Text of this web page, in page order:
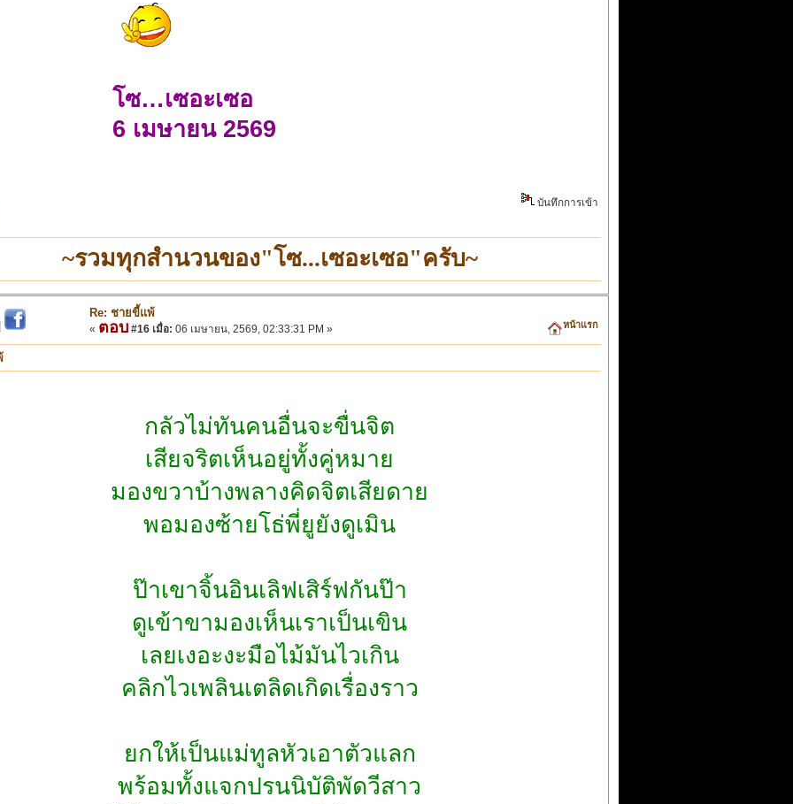
โซ…เซอะเซอ
6 เมษายน 2569
บันทึกการเข้า
~รวมทุกสำนวนของ"โซ...เซอะเซอ"ครับ~
Re: ชายขี้แพ้
« ตอบ #16 เมื่อ: 06 เมษายน, 2569, 02:33:31 PM » หน้าแรก
กลัวไม่ทันคนอื่นจะขื่นจิต
เสียจริตเห็นอยู่ทั้งคู่หมาย
มองขวาบ้างพลางคิดจิตเสียดาย
พอมองซ้ายโธ่พี่ยูยังดูเมิน
ป๊าเขาจิ้นอินเลิฟเสิร์ฟกันป๊า
ดูเข้าขามองเห็นเราเป็นเขิน
เลยเงอะงะมือไม้มันไวเกิน
คลิกไวเพลินเตลิดเกิดเรื่องราว
ยกให้เป็นแม่ทูลหัวเอาตัวแลก
พร้อมทั้งแจกปรนนิบัติพัดวีสาว